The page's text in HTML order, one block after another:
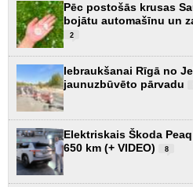
Pēc postošās krusas
bojātu automašīnu un
2
Iebraukšanai Rīgā no
jaunuzbūvēto pārvadu
Elektriskais Škoda
650 km (+ VIDEO)
8